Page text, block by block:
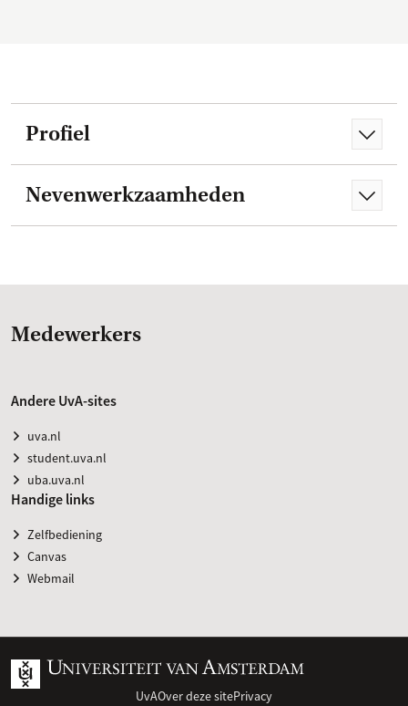
Profiel
Nevenwerkzaamheden
Medewerkers
Andere UvA-sites
uva.nl
student.uva.nl
uba.uva.nl
Handige links
Zelfbediening
Canvas
Webmail
UvAOver deze sitePrivacy